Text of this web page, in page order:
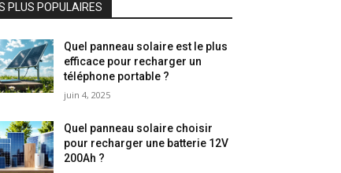
PLUS POPULAIRES
Quel panneau solaire est le plus
efficace pour recharger un
téléphone portable ?
juin 4, 2025
Quel panneau solaire choisir
pour recharger une batterie 12V
200Ah ?